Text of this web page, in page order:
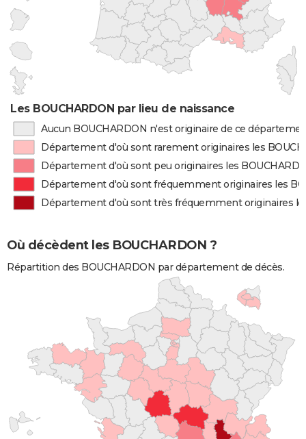
Les BOUCHARDON par lieu de naissance
Aucun BOUCHARDON n'est originaire de ce
Département d'où sont rarement originaires les
Département d'où sont peu originaires les
Département d'où sont fréquemment originaires les
Département d'où sont très fréquemment originaires
Où décèdent les BOUCHARDON ?
Répartition des BOUCHARDON par département de décès.